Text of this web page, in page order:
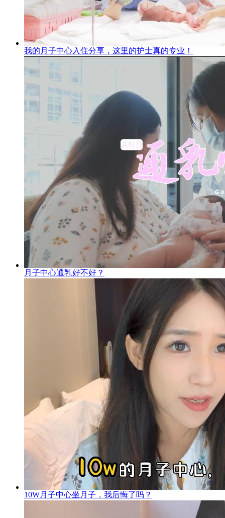
我的月子中心入住分享，这里的护士真的专业！
月子中心通乳好不好？
10W月子中心坐月子，我后悔了吗？